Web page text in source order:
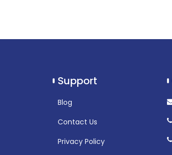
Support
Blog
Contact Us
Privacy Policy